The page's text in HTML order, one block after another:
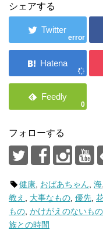
シェアする
error
0
フォローする
健康 おばあちゃん 海
教え
大事なもの 優先
もの かけがえのないもの
族との時間